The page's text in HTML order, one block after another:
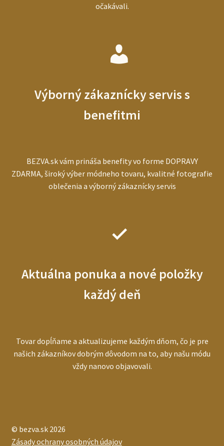
očakávali.
Výborný zákaznícky servis s
benefitmi
BEZVA.sk vám prináša benefity vo forme DOPRAVY
ZDARMA, široký výber módneho tovaru, kvalitné fotografie
oblečenia a výborný zákaznícky servis
Aktuálna ponuka a nové položky
každý deň
Tovar dopĺňame a aktualizujeme každým dňom, čo je pre
našich zákazníkov dobrým dôvodom na to, aby našu módu
vždy nanovo objavovali.
© bezva.sk 2026
Zásady ochrany osobných údajov